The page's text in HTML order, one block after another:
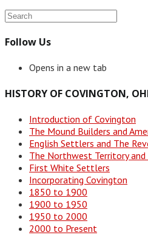
Follow Us
Opens in a new tab
HISTORY OF COVINGTON,
Introduction of Covington
The Mound Builders and
English Settlers and The
The Northwest Territory and
First White Settlers
Incorporating Covington
1850 to 1900
1900 to 1950
1950 to 2000
2000 to Present